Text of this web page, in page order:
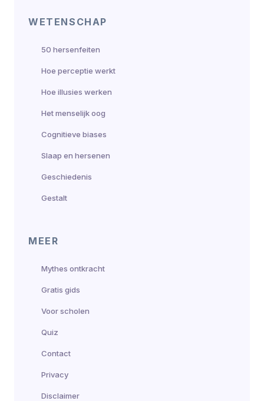
WETENSCHAP
50 hersenfeiten
Hoe perceptie werkt
Hoe illusies werken
Het menselijk oog
Cognitieve biases
Slaap en hersenen
Geschiedenis
Gestalt
MEER
Mythes ontkracht
Gratis gids
Voor scholen
Quiz
Contact
Privacy
Disclaimer